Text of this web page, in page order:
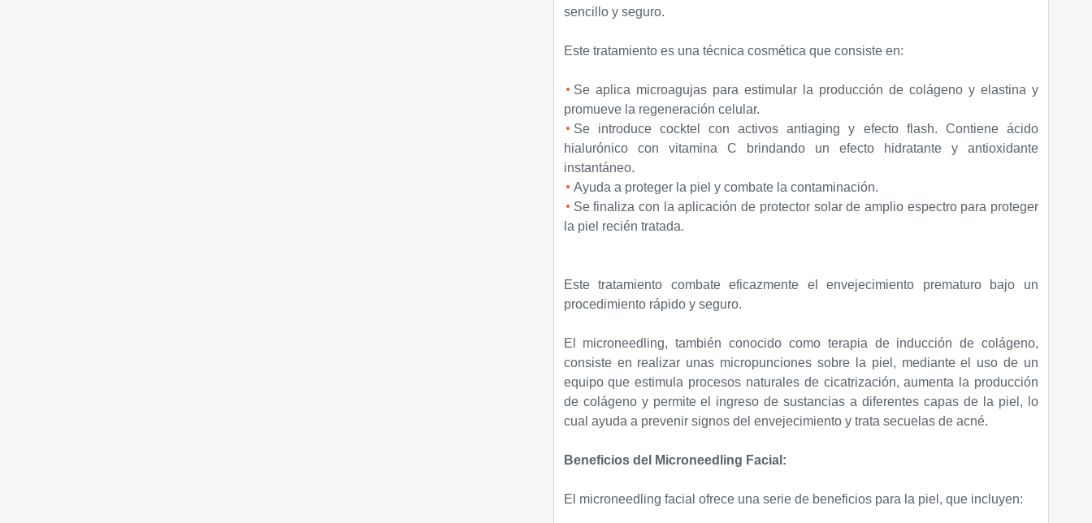
sencillo y seguro.
Este tratamiento es una técnica cosmética que consiste en:
Se aplica microagujas para estimular la producción de colágeno y elastina y
promueve la regeneración celular.
Se introduce cocktel con activos antiaging y efecto flash. Contiene ácido
hialurónico con vitamina C brindando un efecto hidratante y antioxidante
instantáneo.
Ayuda a proteger la piel y combate la contaminación.
Se finaliza con la aplicación de protector solar de amplio espectro para proteger
la piel recién tratada.
Este tratamiento combate eficazmente el envejecimiento prematuro bajo un
procedimiento rápido y seguro.
El microneedling, también conocido como terapia de inducción de colágeno,
consiste en realizar unas micropunciones sobre la piel, mediante el uso de un
equipo que estimula procesos naturales de cicatrización, aumenta la producción
de colágeno y permite el ingreso de sustancias a diferentes capas de la piel, lo
cual ayuda a prevenir signos del envejecimiento y trata secuelas de acné.
Beneficios del Microneedling Facial:
El microneedling facial ofrece una serie de beneficios para la piel, que incluyen: